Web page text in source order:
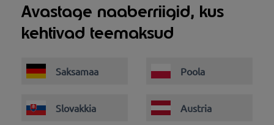
Avastage naaberriigid, kus
kehtivad teemaksud
Saksamaa Poola
Slovakkia Austria